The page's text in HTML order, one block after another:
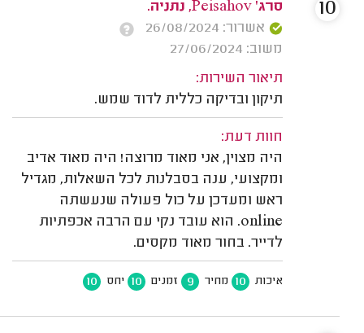
סרג' Peisahov, נתניה.
אשרור: 26/08/2024
משוב: 27/06/2024
תיאור השירות:
תיקון ובדיקה כללית לדוד שמש.
חוות דעת:
היה מצוין, אני מאוד מרוצה! היה מאוד אדיב
ומקצועי, ענה בסבלנות לכל השאלות, מגדיל
ראש ומעדכן על כול פעולה שנעשתה
online. הוא עובד נקי עם הרבה אכפתיות
לדייר. בחור מאוד מקסים.
איכות 10 מחיר 9 זמנים 10 יחס 10
10